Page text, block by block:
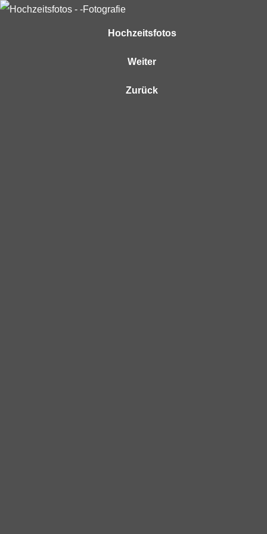
Hochzeitsfotos
Weiter
Zurück